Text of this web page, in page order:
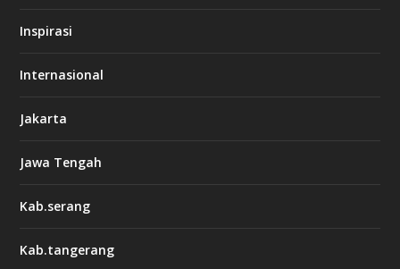
Inspirasi
Internasional
Jakarta
Jawa Tengah
Kab.serang
Kab.tangerang